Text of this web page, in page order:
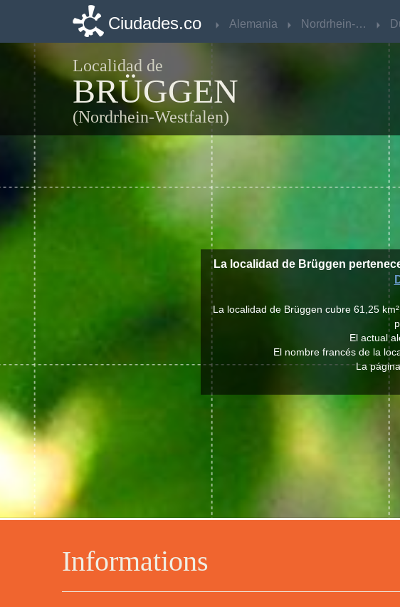
Ciudades.co Alemania Nordrhein-Westfalen
Localidad de
BRÜGGEN
(Nordrhein-Westfalen)
Informations
La localidad de Brüggen
La localidad de Brüggen cubre 61,25
El actual
El nombre francés de la
La
Ciudades.co Alemania Nordrhein-Westfalen